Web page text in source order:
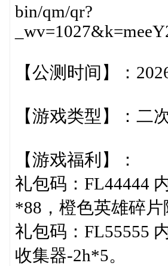
bin/qm/qr?
【公测时间】：
【游戏类型】：二
【游戏福利】：
礼包码：FL44444
*88，橙色英雄碎片
礼包码：FL55555
收集器-2h*5。